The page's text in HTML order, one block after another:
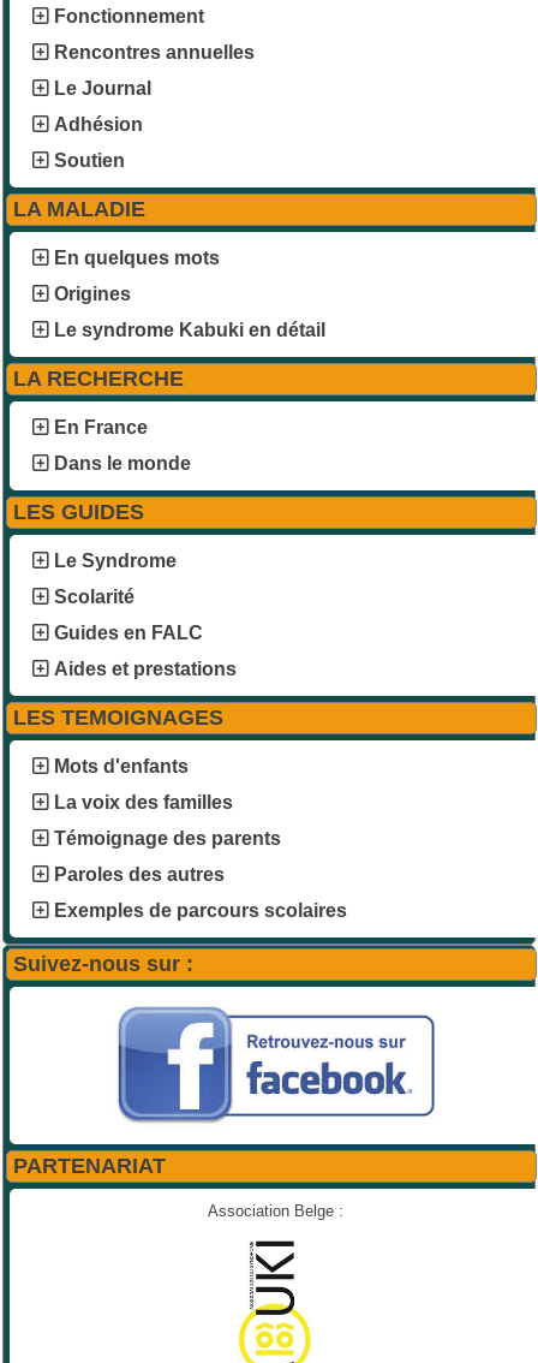
Fonctionnement
Rencontres annuelles
Le Journal
Adhésion
Soutien
LA MALADIE
En quelques mots
Origines
Le syndrome Kabuki en détail
LA RECHERCHE
En France
Dans le monde
LES GUIDES
Le Syndrome
Scolarité
Guides en FALC
Aides et prestations
LES TEMOIGNAGES
Mots d'enfants
La voix des familles
Témoignage des parents
Paroles des autres
Exemples de parcours scolaires
Suivez-nous sur :
PARTENARIAT
Association Belge :